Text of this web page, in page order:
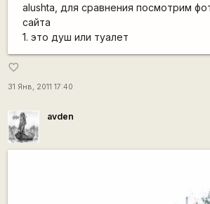
alushta, для сравнения посмотрим
сайта
1. это душ или туалет
favorite_border
31 Янв, 2011 17:40
avden